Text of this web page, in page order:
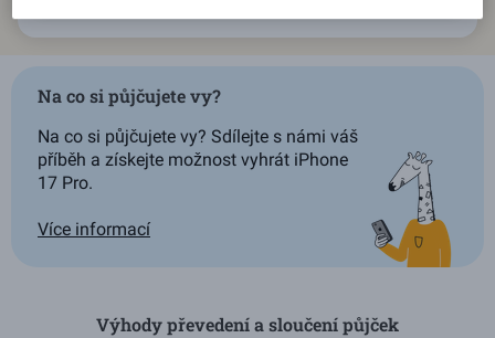
Na co si půjčujete vy?
Na co si půjčujete vy? Sdílejte s námi váš
příběh a získejte možnost vyhrát iPhone
17 Pro.
Více informací
Výhody převedení a sloučení půjček